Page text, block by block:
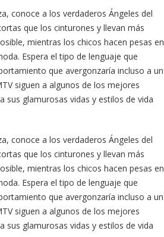
conoce a los verdaderos Ángeles del
que los cinturones y llevan más
mientras los chicos hacen pesas en
Espera el tipo de lenguaje que
que avergonzaría incluso a un
siguen a algunos de los mejores
sus glamurosas vidas y estilos de vida
conoce a los verdaderos Ángeles del
que los cinturones y llevan más
mientras los chicos hacen pesas en
Espera el tipo de lenguaje que
que avergonzaría incluso a un
siguen a algunos de los mejores
sus glamurosas vidas y estilos de vida